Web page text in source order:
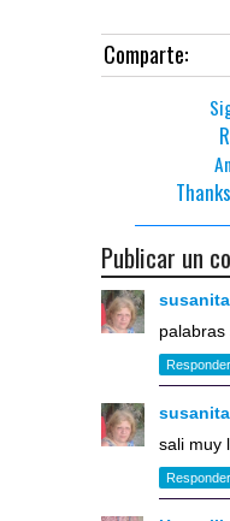
Comparte:
Publicar un
susanita
palabras
Responder
susanita
sali muy
Responder